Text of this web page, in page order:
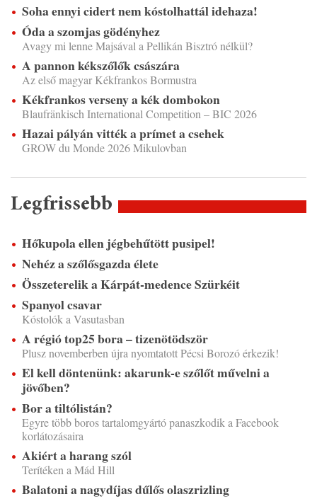
Soha ennyi cidert nem kóstolhattál idehaza!
Óda a szomjas gödényhez
Avagy mi lenne Majsával a Pellikán Bisztró nélkül?
A pannon kékszőlők császára
Az első magyar Kékfrankos Bormustra
Kékfrankos verseny a kék dombokon
Blaufränkisch International Competition – BIC 2026
Hazai pályán vitték a prímet a csehek
GROW du Monde 2026 Mikulovban
Legfrissebb
Hőkupola ellen jégbehűtött pusipel!
Nehéz a szőlősgazda élete
Összeterelik a Kárpát-medence Szürkéit
Spanyol csavar
Kóstolók a Vasutasban
A régió top25 bora – tizenötödször
Plusz novemberben újra nyomtatott Pécsi Borozó érkezik!
El kell döntenünk: akarunk-e szőlőt művelni a
jövőben?
Bor a tiltólistán?
Egyre több boros tartalomgyártó panaszkodik a Facebook
korlátozásaira
Akiért a harang szól
Terítéken a Mád Hill
Balatoni a nagydíjas dűlős olaszrizling